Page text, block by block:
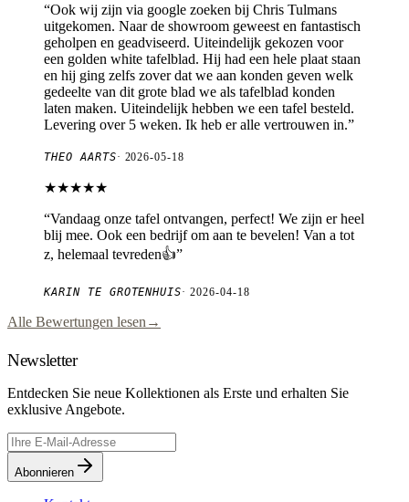
“Ook wij zijn via google zoeken bij Chris Tulmans
uitgekomen. Naar de showroom geweest en fantastisch
geholpen en geadviseerd. Uiteindelijk gekozen voor
een golden white tafelblad. Hij had een hele plaat staan
en hij ging zelfs zover dat we aan konden geven welk
gedeelte van dit grote blad we als tafelblad konden
laten maken. Uiteindelijk hebben we een tafel besteld.
Levering over 5 weken. Ik heb er alle vertrouwen in.”
THEO AARTS· 2026-05-18
★★★★★
“Vandaag onze tafel ontvangen, perfect! We zijn er heel
blij mee. Ook een bedrijf om aan te bevelen! Van a tot
z, helemaal tevreden👍”
KARIN TE GROTENHUIS·2026-04-18
Alle Bewertungen lesen →
Newsletter
Entdecken Sie neue Kollektionen als Erste und erhalten Sie
exklusive Angebote.
Abonnieren